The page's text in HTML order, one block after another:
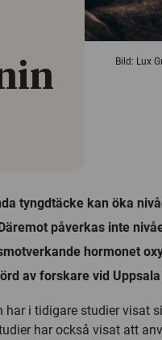
Bild: Lux
tyngdtäcke kan öka
påverkas inte
hormonet
av forskare vid
har i tidigare studier visat
har också visat att